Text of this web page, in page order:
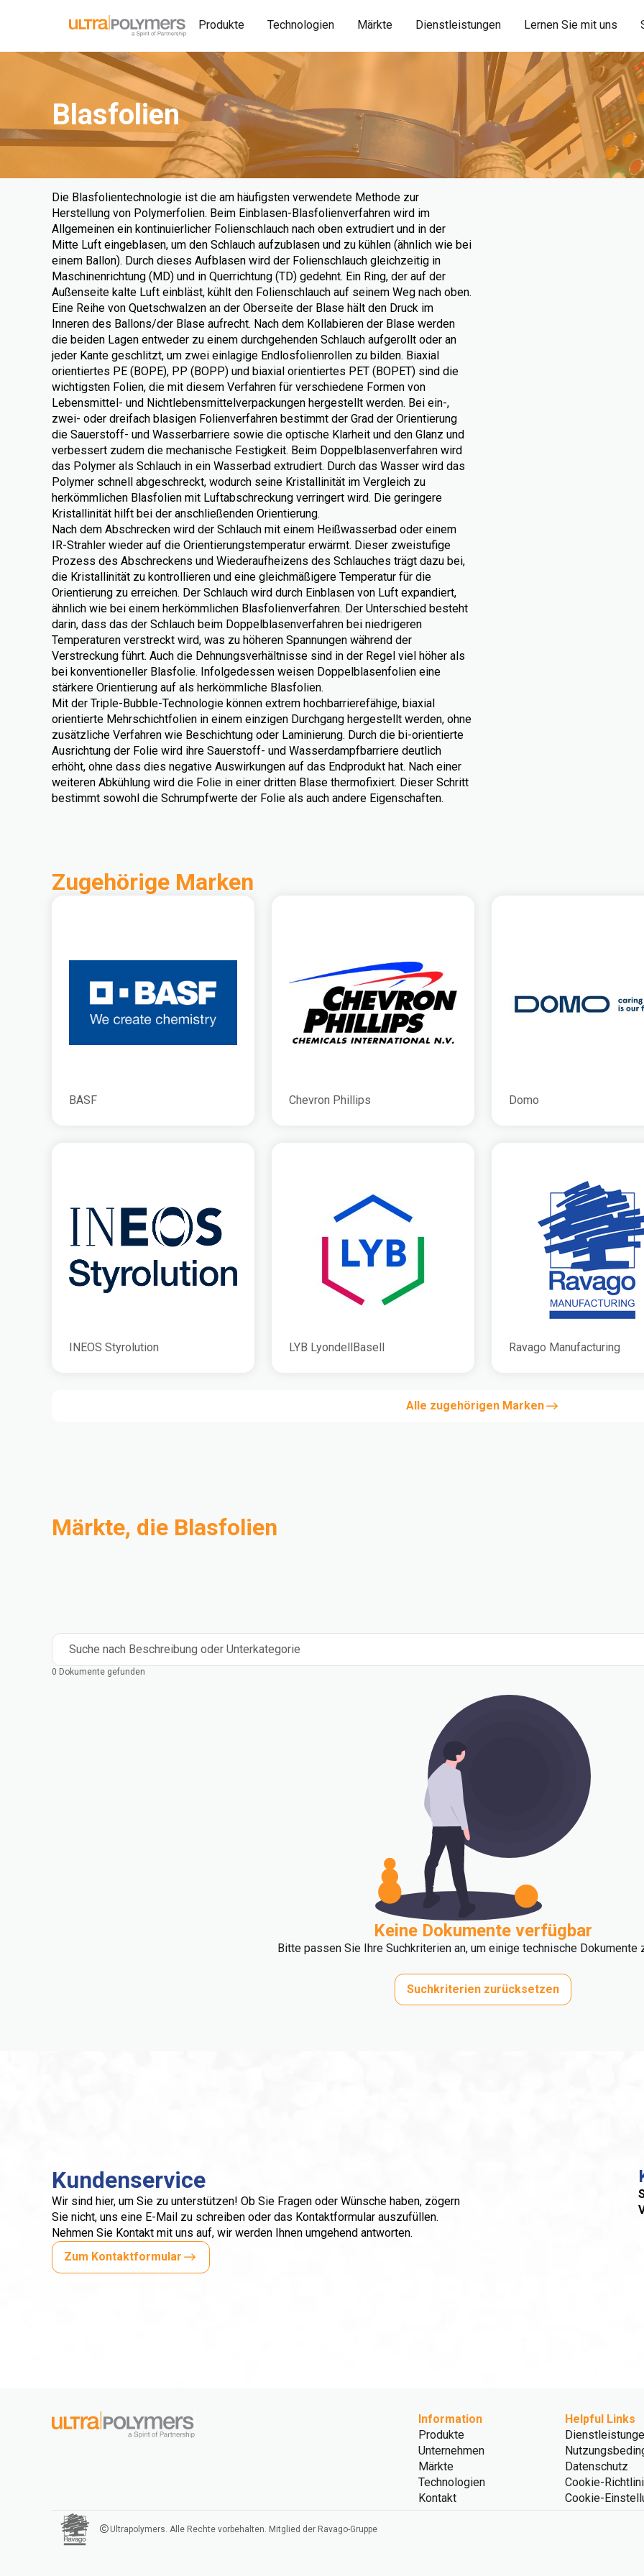
Produkte Technologien Märkte Dienstleistungen Lernen Sie mit uns
Blasfolien
Die Blasfolientechnologie ist die am häufigsten verwendete Methode zur
Herstellung von Polymerfolien. Beim Einblasen-Blasfolienverfahren wird im
Allgemeinen ein kontinuierlicher Folienschlauch nach oben extrudiert und in der
Mitte Luft eingeblasen, um den Schlauch aufzublasen und zu kühlen (ähnlich wie bei
einem Ballon). Durch dieses Aufblasen wird der Folienschlauch gleichzeitig in
Maschinenrichtung (MD) und in Querrichtung (TD) gedehnt. Ein Ring, der auf der
Außenseite kalte Luft einbläst, kühlt den Folienschlauch auf seinem Weg nach oben.
Eine Reihe von Quetschwalzen an der Oberseite der Blase hält den Druck im
Inneren des Ballons/der Blase aufrecht. Nach dem Kollabieren der Blase werden
die beiden Lagen entweder zu einem durchgehenden Schlauch aufgerollt oder an
jeder Kante geschlitzt, um zwei einlagige Endlosfolienrollen zu bilden. Biaxial
orientiertes PE (BOPE), PP (BOPP) und biaxial orientiertes PET (BOPET) sind die
wichtigsten Folien, die mit diesem Verfahren für verschiedene Formen von
Lebensmittel- und Nichtlebensmittelverpackungen hergestellt werden. Bei ein-,
zwei- oder dreifach blasigen Folienverfahren bestimmt der Grad der Orientierung
die Sauerstoff- und Wasserbarriere sowie die optische Klarheit und den Glanz und
verbessert zudem die mechanische Festigkeit. Beim Doppelblasenverfahren wird
das Polymer als Schlauch in ein Wasserbad extrudiert. Durch das Wasser wird das
Polymer schnell abgeschreckt, wodurch seine Kristallinität im Vergleich zu
herkömmlichen Blasfolien mit Luftabschreckung verringert wird. Die geringere
Kristallinität hilft bei der anschließenden Orientierung.
Nach dem Abschrecken wird der Schlauch mit einem Heißwasserbad oder einem
IR-Strahler wieder auf die Orientierungstemperatur erwärmt. Dieser zweistufige
Prozess des Abschreckens und Wiederaufheizens des Schlauches trägt dazu bei,
die Kristallinität zu kontrollieren und eine gleichmäßigere Temperatur für die
Orientierung zu erreichen. Der Schlauch wird durch Einblasen von Luft expandiert,
ähnlich wie bei einem herkömmlichen Blasfolienverfahren. Der Unterschied besteht
darin, dass das der Schlauch beim Doppelblasenverfahren bei niedrigeren
Temperaturen verstreckt wird, was zu höheren Spannungen während der
Verstreckung führt. Auch die Dehnungsverhältnisse sind in der Regel viel höher als
bei konventioneller Blasfolie. Infolgedessen weisen Doppelblasenfolien eine
stärkere Orientierung auf als herkömmliche Blasfolien.
Mit der Triple-Bubble-Technologie können extrem hochbarrierefähige, biaxial
orientierte Mehrschichtfolien in einem einzigen Durchgang hergestellt werden, ohne
zusätzliche Verfahren wie Beschichtung oder Laminierung. Durch die bi-orientierte
Ausrichtung der Folie wird ihre Sauerstoff- und Wasserdampfbarriere deutlich
erhöht, ohne dass dies negative Auswirkungen auf das Endprodukt hat. Nach einer
weiteren Abkühlung wird die Folie in einer dritten Blase thermofixiert. Dieser Schritt
bestimmt sowohl die Schrumpfwerte der Folie als auch andere Eigenschaften.
Zugehörige Marken
BASF Chevron Phillips Domo
INEOS Styrolution LYB LyondellBasell Ravago Manufacturing
Alle zugehörigen Marken
Märkte, die Blasfolien
Suche nach Beschreibung oder Unterkategorie
0 Dokumente gefunden
Keine Dokumente verfügbar
Bitte passen Sie Ihre Suchkriterien an, um einige technische Dokumente
Suchkriterien zurücksetzen
Kundenservice
Wir sind hier, um Sie zu unterstützen! Ob Sie Fragen oder Wünsche haben, zögern
Sie nicht, uns eine E-Mail zu schreiben oder das Kontaktformular auszufüllen.
Nehmen Sie Kontakt mit uns auf, wir werden Ihnen umgehend antworten.
Zum Kontaktformular
Information
Produkte
Unternehmen
Märkte
Technologien
Kontakt
Helpful Links
Datenschutz
Cookie-
Cookie-
Ultrapolymers. Alle Rechte vorbehalten. Mitglied der Ravago-Gruppe